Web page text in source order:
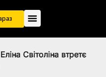
Еліна Світоліна втретє